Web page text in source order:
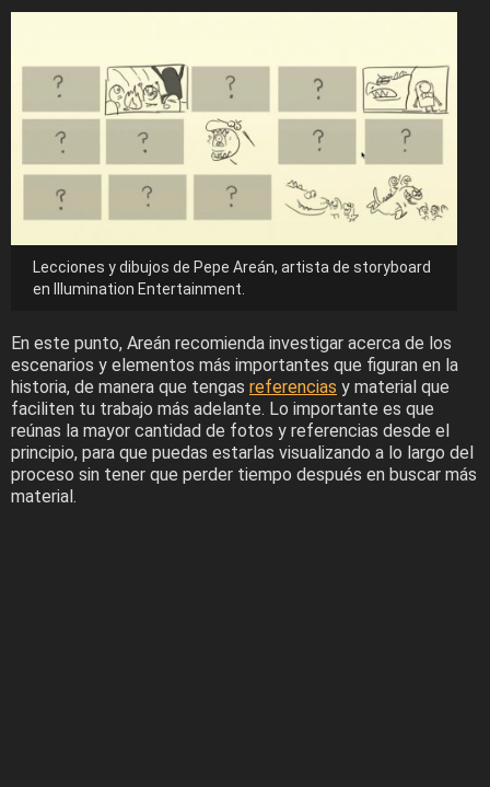
Lecciones y dibujos de Pepe Areán, artista de storyboard
en Illumination Entertainment.
En este punto, Areán recomienda investigar acerca de los
escenarios y elementos más importantes que figuran en la
historia, de manera que tengas referencias y material que
faciliten tu trabajo más adelante. Lo importante es que
reúnas la mayor cantidad de fotos y referencias desde el
principio, para que puedas estarlas visualizando a lo largo del
proceso sin tener que perder tiempo después en buscar más
material.